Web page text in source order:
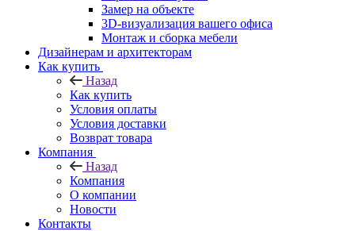
Замер на объекте
3D-визуализация вашего офиса
Монтаж и сборка мебели
Дизайнерам и архитекторам
Как купить
Назад
Как купить
Условия оплаты
Условия доставки
Возврат товара
Компания
Назад
Компания
О компании
Новости
Контакты